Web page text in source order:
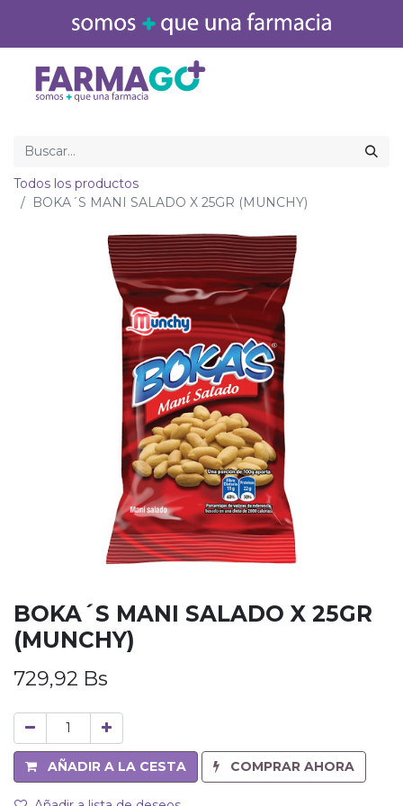
Todos los productos
BOKA´S MANI SALADO X 25GR (MUNCHY)
BOKA´S MANI SALADO X 25GR
(MUNCHY)
729,92 Bs
AÑADIR A LA CESTA COMPRAR AHORA